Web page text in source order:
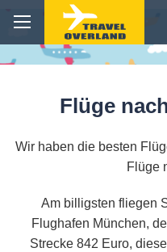
Flüge
Wir haben die besten
Flüge
Am billigsten fliegen
Flughafen München,
Strecke 842 Euro,